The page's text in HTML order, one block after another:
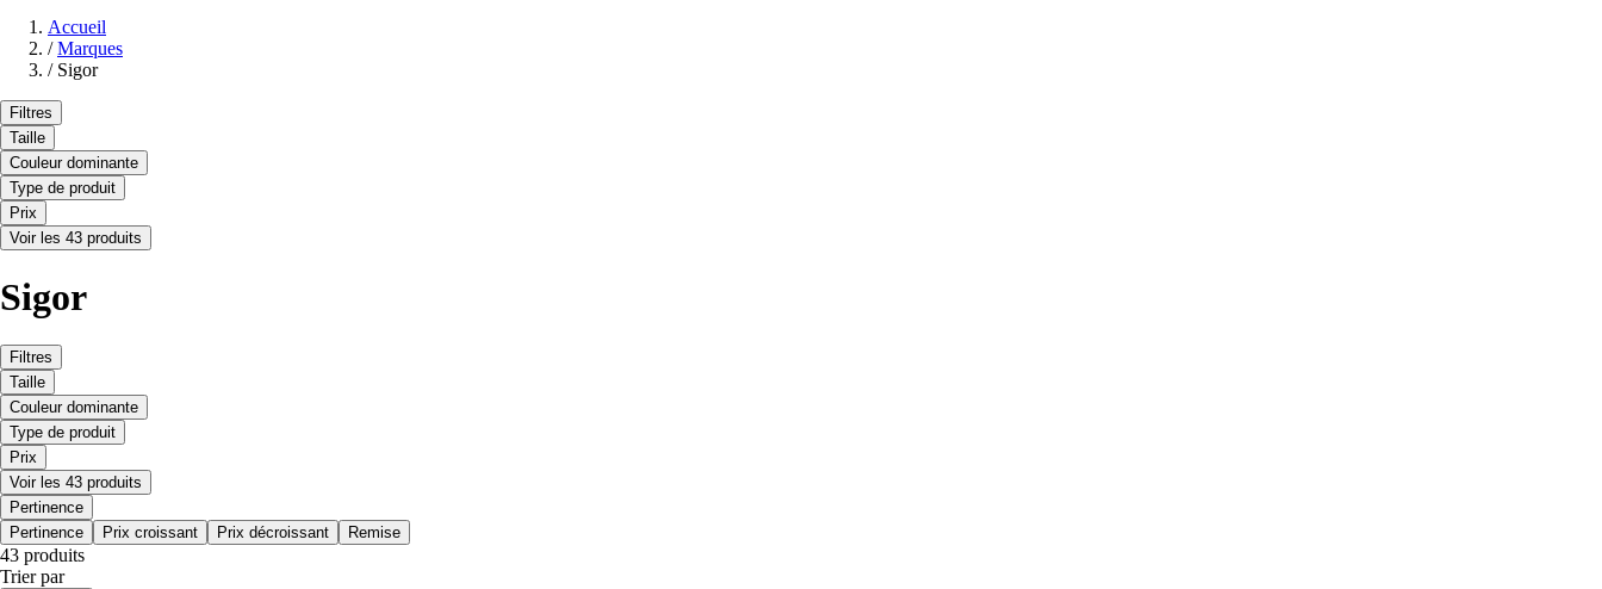
Accueil
/ Marques
/ Sigor
Filtres
Taille
Couleur dominante
Type de produit
Prix
Voir les 43 produits
Sigor
Filtres
Taille
Couleur dominante
Type de produit
Prix
Voir les 43 produits
Pertinence
Pertinence
Prix croissant Prix décroissant Remise
43 produits
Trier par